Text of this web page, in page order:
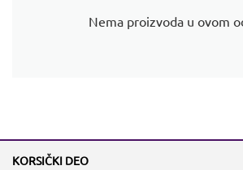
Nema proizvoda u ovom
KORSIČKI DEO